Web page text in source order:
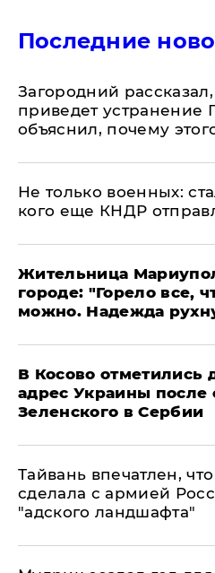
Последние
Загородний
приведет устранение
объяснил, почему
Не только военных:
кого еще КНДР
Жительница
городе: "Горело все,
можно. Надежда
В Косово отметились
адрес Украины после
Зеленского в Сербии
Тайвань впечатлен,
сделала с армией
"адского ландшафта"